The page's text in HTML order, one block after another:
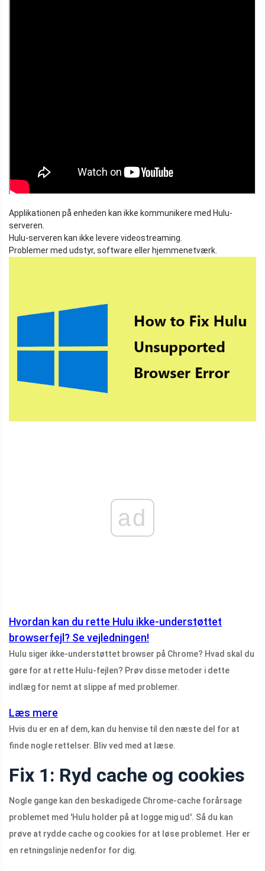
Applikationen på enheden kan ikke kommunikere med Hulu-
serveren.
Hulu-serveren kan ikke levere videostreaming.
Problemer med udstyr, software eller hjemmenetværk.
ad
Hvordan kan du rette Hulu ikke-understøttet
browserfejl? Se vejledningen!
Hulu siger ikke-understøttet browser på Chrome? Hvad skal du
gøre for at rette Hulu-fejlen? Prøv disse metoder i dette
indlæg for nemt at slippe af med problemer.
Læs mere
Hvis du er en af ​​dem, kan du henvise til den næste del for at
finde nogle rettelser. Bliv ved med at læse.
Fix 1: Ryd cache og cookies
Nogle gange kan den beskadigede Chrome-cache forårsage
problemet med 'Hulu holder på at logge mig ud'. Så du kan
prøve at rydde cache og cookies for at løse problemet. Her er
en retningslinje nedenfor for dig.